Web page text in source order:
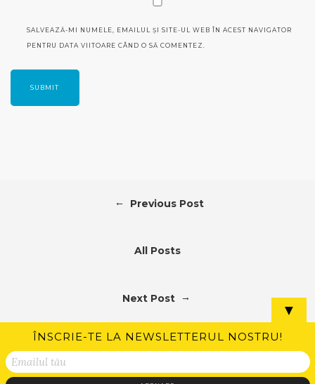
SALVEAZĂ-MI NUMELE, EMAILUL ȘI SITE-UL WEB ÎN ACEST NAVIGATOR
PENTRU DATA VIITOARE CÂND O SĂ COMENTEZ.
← Previous Post
All Posts
Next Post →
▼
ÎNSCRIE-TE LA NEWSLETTERUL NOSTRU!